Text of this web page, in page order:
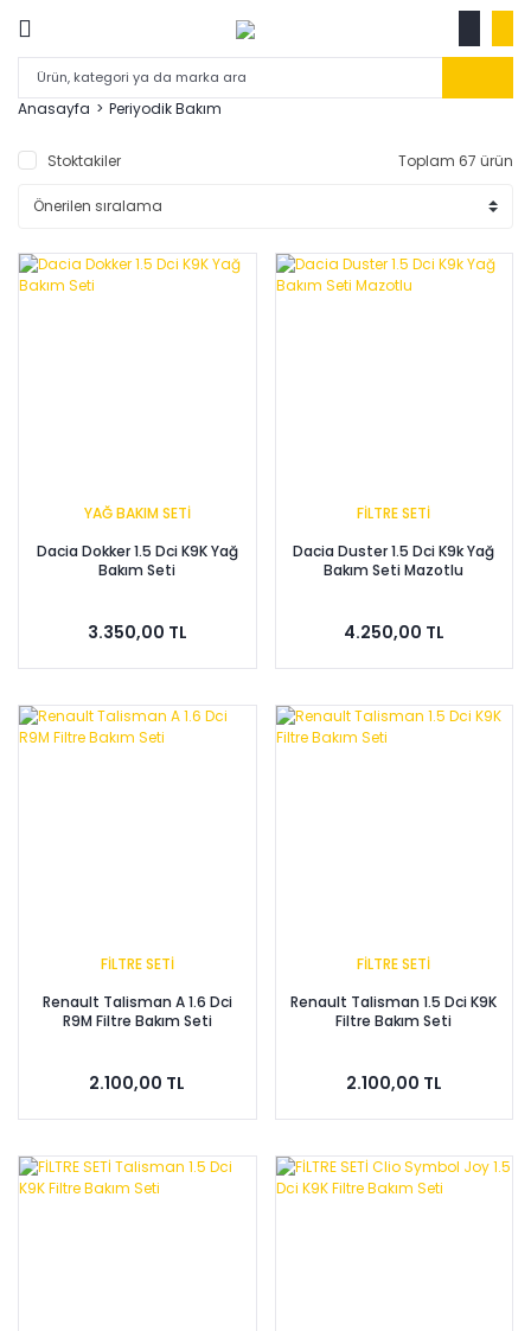
Anasayfa Periyodik Bakım
Stoktakiler Toplam 67 ürün
YAĞ BAKIM SETİ
Dacia Dokker 1.5 Dci K9K Yağ
Bakım Seti
3.350,00 TL
FİLTRE SETİ
Dacia Duster 1.5 Dci K9k Yağ
Bakım Seti Mazotlu
4.250,00 TL
FİLTRE SETİ
Renault Talisman A 1.6 Dci
R9M Filtre Bakım Seti
2.100,00 TL
FİLTRE SETİ
Renault Talisman 1.5 Dci K9K
Filtre Bakım Seti
2.100,00 TL